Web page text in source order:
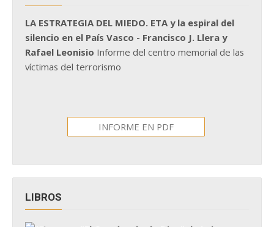
LA ESTRATEGIA DEL MIEDO. ETA y la espiral del
silencio en el País Vasco - Francisco J. Llera y
Rafael Leonisio Informe del centro memorial de las
víctimas del terrorismo
INFORME EN PDF
LIBROS